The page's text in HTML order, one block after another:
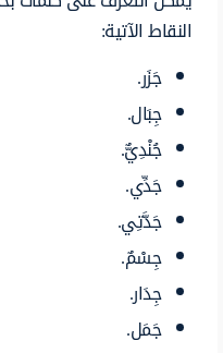
النقاط الآتية:
جَزَر.
جِبَال.
جُنْدِيٌّ.
جَدِّي.
جَدَّتِي.
جِسْمٌ.
جِدَار.
جَمَل.